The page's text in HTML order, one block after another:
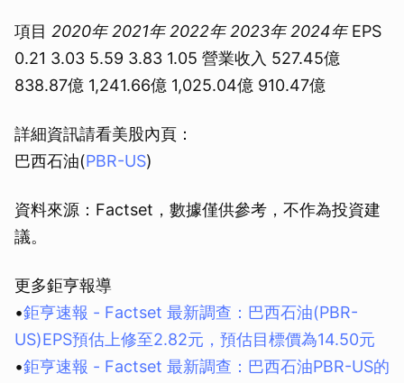
項目 2020年 2021年 2022年 2023年 2024年EPS
0.21 3.03 5.59 3.83 1.05 營業收入 527.45億
838.87億 1,241.66億 1,025.04億 910.47億
詳細資訊請看美股內頁：
巴西石油(PBR-US)
資料來源：Factset，數據僅供參考，不作為投資建
議。
更多鉅亨報導
•鉅亨速報 - Factset 最新調查：巴西石油(PBR-
US)EPS預估上修至2.82元，預估目標價為14.50元
•鉅亨速報 - Factset 最新調查：巴西石油PBR-US的